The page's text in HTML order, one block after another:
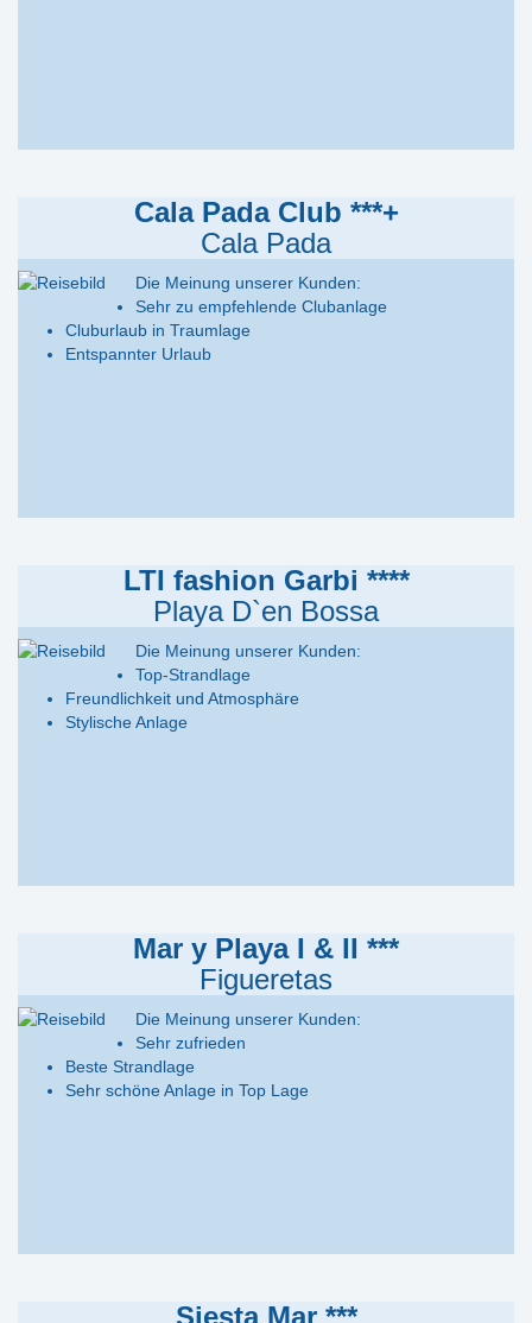
Cala Pada Club ***+
Cala Pada
Die Meinung unserer Kunden:
Sehr zu empfehlende Clubanlage
Cluburlaub in Traumlage
Entspannter Urlaub
LTI fashion Garbi ****
Playa D`en Bossa
Die Meinung unserer Kunden:
Top-Strandlage
Freundlichkeit und Atmosphäre
Stylische Anlage
Mar y Playa I & II ***
Figueretas
Die Meinung unserer Kunden:
Sehr zufrieden
Beste Strandlage
Sehr schöne Anlage in Top Lage
Siesta Mar ***